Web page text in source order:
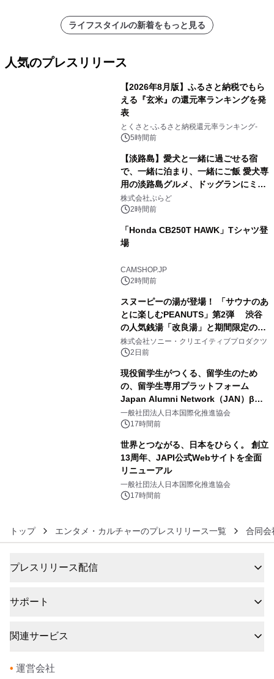
ライフスタイルの新着をもっと見る
人気のプレスリリース
【2026年8月版】ふるさと納税でもら
える『玄米』の還元率ランキングを発
表
とくさと-ふるさと納税還元率ランキング-
5時間前
【淡路島】愛犬と一緒に過ごせる宿
で、一緒に泊まり、一緒にご飯 愛犬専
用の淡路島グルメ、ドッグランにミニ
プール グランピングとトレーラーハウ
スの2施設で
株式会社ぷらど
2時間前
「Honda CB250T HAWK」Tシャツ登
場
CAMSHOP.JP
2時間前
スヌーピーの湯が登場！ 「サウナのあ
とに楽しむPEANUTS」第2弾 渋谷
の人気銭湯「改良湯」と期間限定のコ
ラボレーション サウナイキタイコラ
ボグッズも発売決定！
株式会社ソニー・クリエイティブプロダクツ
2日前
現役留学生がつくる、留学生のため
の、留学生専用プラットフォーム
Japan Alumni Network（JAN）β版
をリリース
一般社団法人日本国際化推進協会
17時間前
世界とつながる、日本をひらく。 創立
13周年、JAPI公式Webサイトを全面
リニューアル
一般社団法人日本国際化推進協会
17時間前
トップ エンタメ・カルチャーのプレスリリース一覧 合同会
プレスリリース配信
サポート
関連サービス
• 運営会社